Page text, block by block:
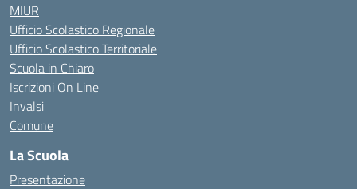
MIUR
Ufficio Scolastico Regionale
Ufficio Scolastico Territoriale
Scuola in Chiaro
Iscrizioni On Line
Invalsi
Comune
La Scuola
Presentazione